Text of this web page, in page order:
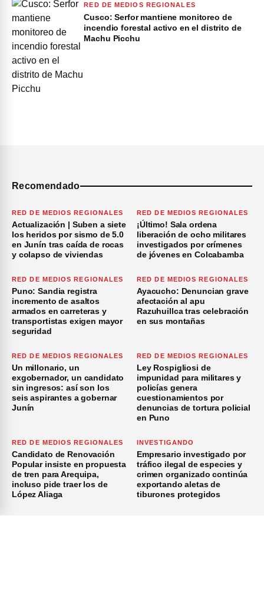
RED DE MEDIOS REGIONALES
Cusco: Serfor mantiene monitoreo de
incendio forestal activo en el distrito de
Machu Picchu
Recomendado
RED DE MEDIOS REGIONALES
Actualización | Suben a siete
los heridos por sismo de 5.0
en Junín tras caída de rocas
y colapso de viviendas
RED DE MEDIOS REGIONALES
¡Último! Sala ordena
liberación de ocho militares
investigados por crímenes
de jóvenes en Colcabamba
RED DE MEDIOS REGIONALES
Puno: Sandia registra
incremento de asaltos
armados en carreteras y
transportistas exigen mayor
seguridad
RED DE MEDIOS REGIONALES
Ayacucho: Denuncian grave
afectación al apu
Razuhuillca tras celebración
en sus montañas
RED DE MEDIOS REGIONALES
Un millonario, un
exgobernador, un candidato
sin ingresos: así son los
seis aspirantes a gobernar
Junín
RED DE MEDIOS REGIONALES
Ley Rospigliosi de
impunidad para militares y
policías genera
cuestionamientos por
denuncias de tortura policial
en Puno
RED DE MEDIOS REGIONALES
Candidato de Renovación
Popular insiste en propuesta
de tren para Arequipa,
incluso pide traer los de
López Aliaga
INVESTIGANDO
Empresario investigado por
tráfico ilegal de especies y
crimen organizado continúa
exportando aletas de
tiburones protegidos